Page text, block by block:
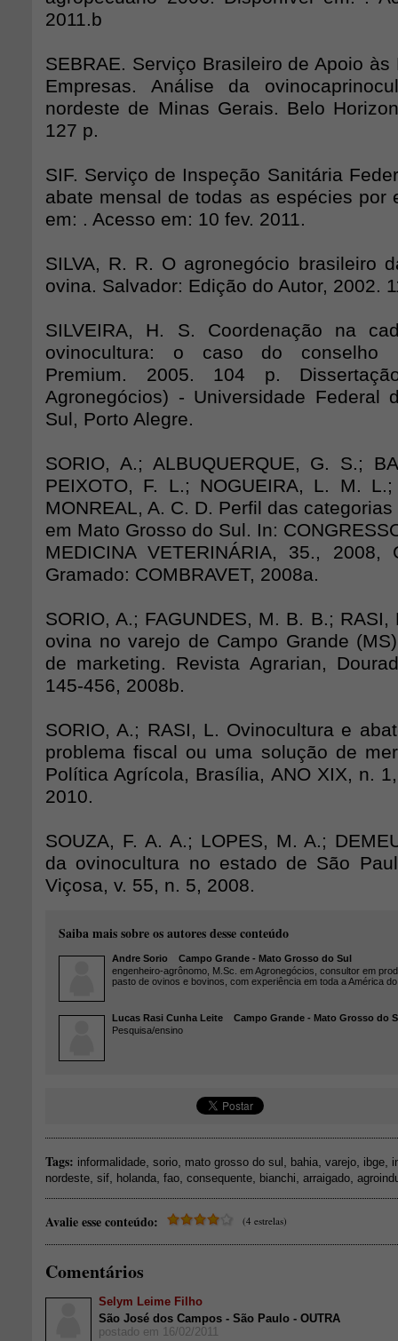
2011.b
SEBRAE. Serviço Brasileiro de Apoio
Empresas. Análise da
nordeste de Minas Gerais. Belo
127 p.
SIF. Serviço de Inspeção Sanitária
abate mensal de todas as espécies por
em: . Acesso em: 10 fev. 2011.
SILVA, R. R. O agronegócio brasileiro
ovina. Salvador: Edição do Autor, 2002.
SILVEIRA, H. S. Coordenação na
ovinocultura: o caso do conselho
Premium. 2005. 104 p.
Agronegócios) - Universidade Federal
Sul, Porto Alegre.
SORIO, A.; ALBUQUERQUE, G. S.;
PEIXOTO, F. L.; NOGUEIRA, L. M.
MONREAL, A. C. D. Perfil das
em Mato Grosso do Sul. In:
MEDICINA VETERINÁRIA, 35., 2008,
Gramado: COMBRAVET, 2008a.
SORIO, A.; FAGUNDES, M. B. B.;
ovina no varejo de Campo Grande
de marketing. Revista Agrarian,
145-456, 2008b.
SORIO, A.; RASI, L. Ovinocultura e
problema fiscal ou uma solução de
Política Agrícola, Brasília, ANO XIX, n.
2010.
SOUZA, F. A. A.; LOPES, M. A.;
da ovinocultura no estado de São
Viçosa, v. 55, n. 5, 2008.
Saiba mais sobre os autores desse conteúdo
Andre Sorio Campo Grande - Mato Grosso do Sul
engenheiro-agrônomo, M.Sc. em Agronegócios, consultor em
pasto de ovinos e bovinos, com experiência em toda a América
Lucas Rasi Cunha Leite Campo Grande - Mato Grosso do
Pesquisa/ensino
Tags: informalidade sorio mato grosso do sul bahia varejo ibge
nordeste sif holanda fao consequente bianchi arraigado
Avalie esse conteúdo: (4 estrelas)
Comentários
Selym Leime Filho
São José dos Campos - São Paulo - OUTRA
postado em 16/02/2011